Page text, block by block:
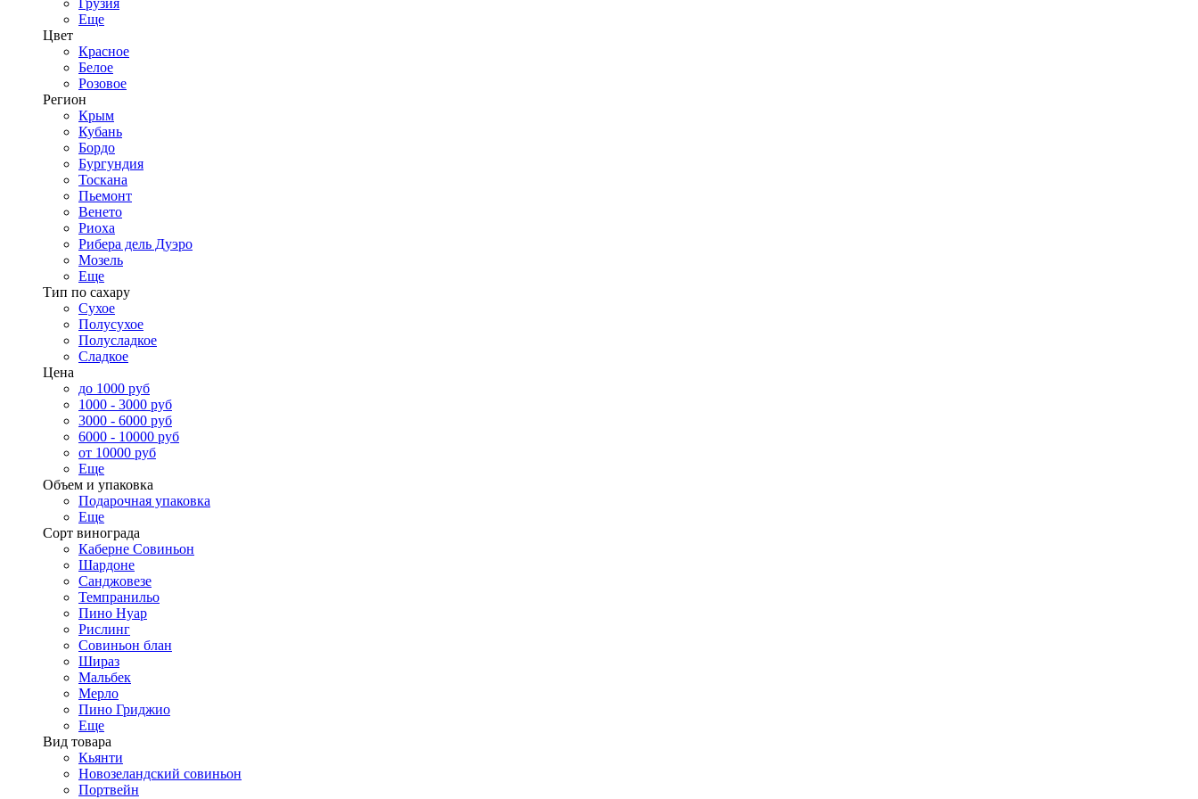
Грузия
Еще
Цвет
Красное
Белое
Розовое
Регион
Крым
Кубань
Бордо
Бургундия
Тоскана
Пьемонт
Венето
Риоха
Рибера дель Дуэро
Мозель
Еще
Тип по сахару
Сухое
Полусухое
Полусладкое
Сладкое
Цена
до 1000 руб
1000 - 3000 руб
3000 - 6000 руб
6000 - 10000 руб
от 10000 руб
Еще
Объем и упаковка
Подарочная упаковка
Еще
Сорт винограда
Каберне Совиньон
Шардоне
Санджовезе
Темпранильо
Пино Нуар
Рислинг
Совиньон блан
Шираз
Мальбек
Мерло
Пино Гриджио
Еще
Вид товара
Кьянти
Новозеландский совиньон
Портвейн